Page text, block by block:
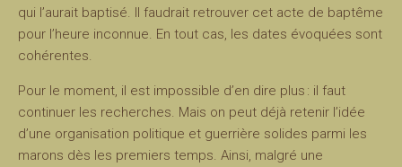
qui l’aurait baptisé. Il faudrait retrouver cet acte de baptême
pour l’heure inconnue. En tout cas, les dates évoquées sont
cohérentes.
Pour le moment, il est impossible d’en dire plus : il faut
continuer les recherches. Mais on peut déjà retenir l’idée
d’une organisation politique et guerrière solides parmi les
marons dès les premiers temps. Ainsi, malgré une